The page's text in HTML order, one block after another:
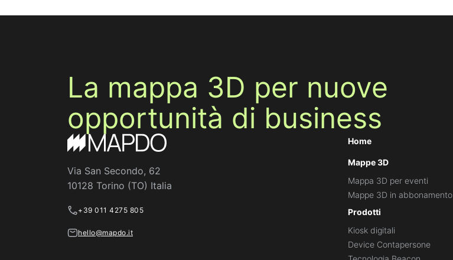
La mappa 3D per nuove
opportunità di business
Via San Secondo, 62
10128 Torino (TO) Italia
+39 011 4275 805
hello@mapdo.it
Home
Mappe 3D
Mappa 3D per eventi
Mappe 3D in abbonamento
Prodotti
Kiosk digitali
Device Contapersone